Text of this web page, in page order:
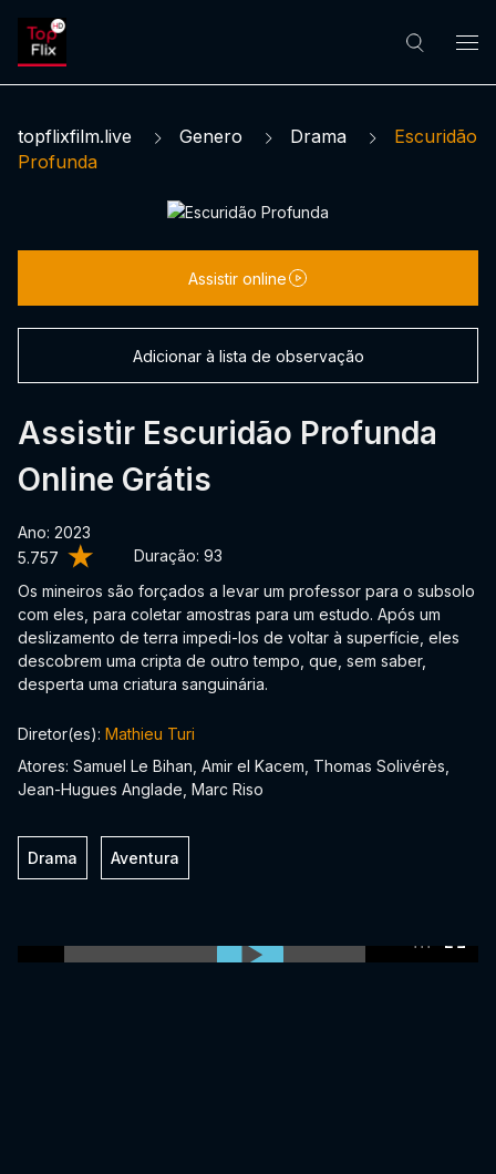
topflixfilm.live Genero Drama
Escuridão
Profunda
5.757 Duração: 93
Assistir Escuridão Profunda
Online Grátis
Ano: 2023
Os mineiros são forçados a levar um professor para o subsolo
com eles, para coletar amostras para um estudo. Após um
deslizamento de terra impedi-los de voltar à superfície, eles
descobrem uma cripta de outro tempo, que, sem saber,
desperta uma criatura sanguinária.
Assistir online
Adicionar à lista de observação
Diretor(es): Mathieu Turi
Atores: Samuel Le Bihan, Amir el Kacem, Thomas Solivérès,
Jean-Hugues Anglade, Marc Riso
Drama Aventura